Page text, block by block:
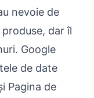
nevoie de
dar îl
Google
de date
Pagina de